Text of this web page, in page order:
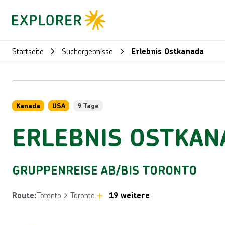
Startseite Suchergebnisse Erlebnis Ostkanada
Kanada USA 9 Tage
ERLEBNIS
GRUPPENREISE AB/BIS TORONTO
Route:Toronto Toronto 19 weitere